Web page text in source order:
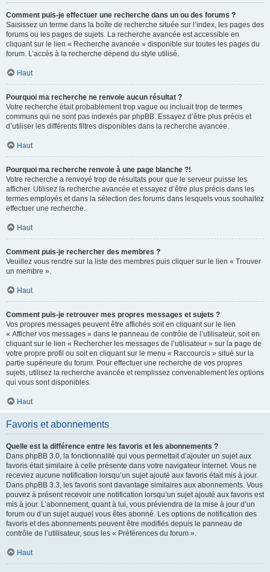
Comment puis-je effectuer une recherche dans un ou des forums ?
Saisissez un terme dans la boîte de recherche située sur l’index, les pages des
forums ou les pages de sujets. La recherche avancée est accessible en
cliquant sur le lien « Recherche avancée » disponible sur toutes les pages du
forum. L’accès à la recherche dépend du style utilisé.
Haut
Pourquoi ma recherche ne renvoie aucun résultat ?
Votre recherche était probablement trop vague ou incluait trop de termes
communs qui ne sont pas indexés par phpBB. Essayez d’être plus précis et
d’utiliser les différents filtres disponibles dans la recherche avancée.
Haut
Pourquoi ma recherche renvoie à une page blanche ?!
Votre recherche a renvoyé trop de résultats pour que le serveur puisse les
afficher. Utilisez la recherche avancée et essayez d’être plus précis dans les
termes employés et dans la sélection des forums dans lesquels vous souhaitez
effectuer une recherche.
Haut
Comment puis-je rechercher des membres ?
Veuillez vous rendre sur la liste des membres puis cliquer sur le lien « Trouver
un membre ».
Haut
Comment puis-je retrouver mes propres messages et sujets ?
Vos propres messages peuvent être affichés soit en cliquant sur le lien
« Afficher vos messages » dans le panneau de contrôle de l’utilisateur, soit en
cliquant sur le lien « Rechercher les messages de l’utilisateur » sur la page de
votre propre profil ou soit en cliquant sur le menu « Raccourcis » situé sur la
partie supérieure du forum. Pour effectuer une recherche de vos propres
sujets, utilisez la recherche avancée et remplissez convenablement les options
qui vous sont disponibles.
Haut
Favoris et abonnements
Quelle est la différence entre les favoris et les abonnements ?
Dans phpBB 3.0, la fonctionnalité qui vous permettait d’ajouter un sujet aux
favoris était similaire à celle présente dans votre navigateur internet. Vous ne
receviez aucune notification lorsqu’un sujet ajouté aux favoris était mis à jour.
Dans phpBB 3.3, les favoris sont davantage similaires aux abonnements. Vous
pouvez à présent recevoir une notification lorsqu’un sujet ajouté aux favoris est
mis à jour. L’abonnement, quant à lui, vous préviendra de la mise à jour d’un
forum ou d’un sujet auquel vous êtes abonné. Les options de notification des
favoris et des abonnements peuvent être modifiés depuis le panneau de
contrôle de l’utilisateur, sous les « Préférences du forum ».
Haut